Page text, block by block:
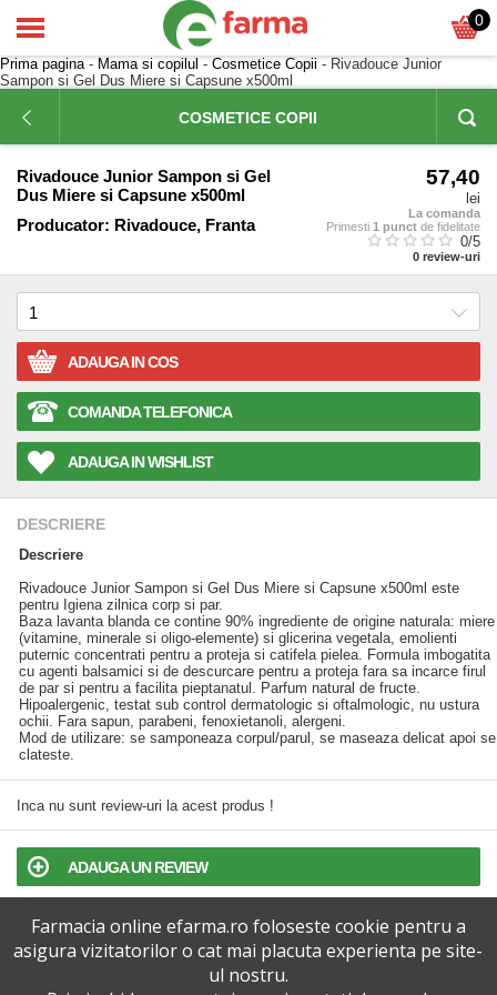
0
Prima pagina- Mama si copilul - Cosmetice Copii - Rivadouce Junior
Sampon si Gel Dus Miere si Capsune x500ml
COSMETICE COPII
Rivadouce Junior Sampon si Gel
Dus Miere si Capsune x500ml
Producator: Rivadouce, Franta
57,40
lei
La comanda
Primesti 1 punct de fidelitate
0/5
0 review-uri
ADAUGA IN COS
COMANDA TELEFONICA
ADAUGA IN WISHLIST
DESCRIERE
Descriere
Rivadouce Junior Sampon si Gel Dus Miere si Capsune x500ml este
pentru Igiena zilnica corp si par.
Baza lavanta blanda ce contine 90% ingrediente de origine naturala: miere
(vitamine, minerale si oligo-elemente) si glicerina vegetala, emolienti
puternic concentrati pentru a proteja si catifela pielea. Formula imbogatita
cu agenti balsamici si de descurcare pentru a proteja fara sa incarce firul
de par si pentru a facilita pieptanatul. Parfum natural de fructe.
Hipoalergenic, testat sub control dermatologic si oftalmologic, nu ustura
ochii. Fara sapun, parabeni, fenoxietanoli, alergeni.
Mod de utilizare: se samponeaza corpul/parul, se maseaza delicat apoi se
clateste.
Inca nu sunt review-uri la acest produs !
ADAUGA UN REVIEW
TERMENI SI CONDITII
POLITICA DE CONFIDENTIALITATE
Farmacia online efarma.ro foloseste cookie pentru a
asigura vizitatorilor o cat mai placuta experienta pe site-
ul nostru.